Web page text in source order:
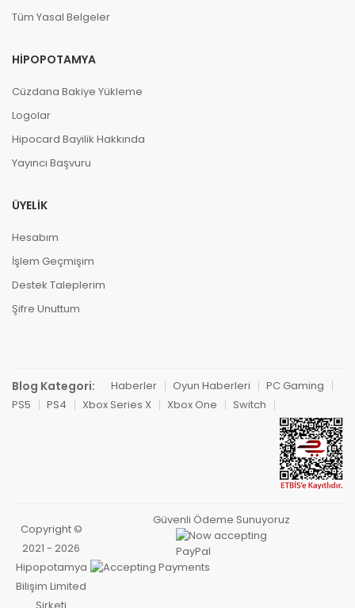
Tüm Yasal Belgeler
HIPOPOTAMYA
Cüzdana Bakiye Yükleme
Logolar
Hipocard Bayilik Hakkında
Yayıncı Başvuru
ÜYELIK
Hesabım
İşlem Geçmişim
Destek Taleplerim
Şifre Unuttum
Blog Kategori: Haberler Oyun Haberleri
PC Gaming
PS5
PS4 Xbox Series X Xbox One Switch
Copyright ©
2021 - 2026
Hipopotamya
Bilişim Limited
Güvenli Ödeme Sunuyoruz